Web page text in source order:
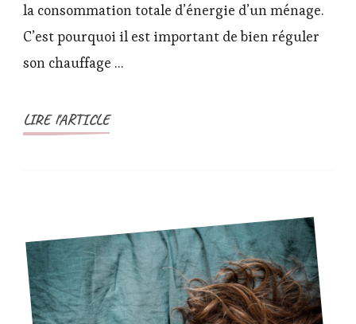
limiter
son
la consommation totale d’énergie d’un ménage.
C’est pourquoi il est important de bien réguler
son chauffage …
LIRE l'ARTICLE